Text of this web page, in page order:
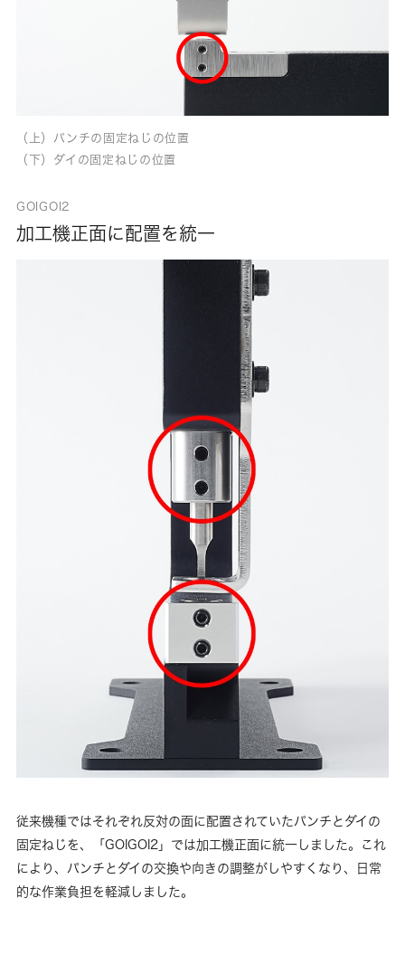
（上）パンチの固定ねじの位置
（下）ダイの固定ねじの位置
GOIGOI2
加工機正面に配置を統一
従来機種ではそれぞれ反対の面に配置されていたパンチとダイの
固定ねじを、「GOIGOI2」では加工機正面に統一しました。これ
により、パンチとダイの交換や向きの調整がしやすくなり、日常
的な作業負担を軽減しました。